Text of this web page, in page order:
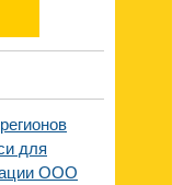
для
ООО